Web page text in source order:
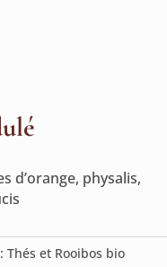
d’orange, physalis,
Thés et Rooibos bio